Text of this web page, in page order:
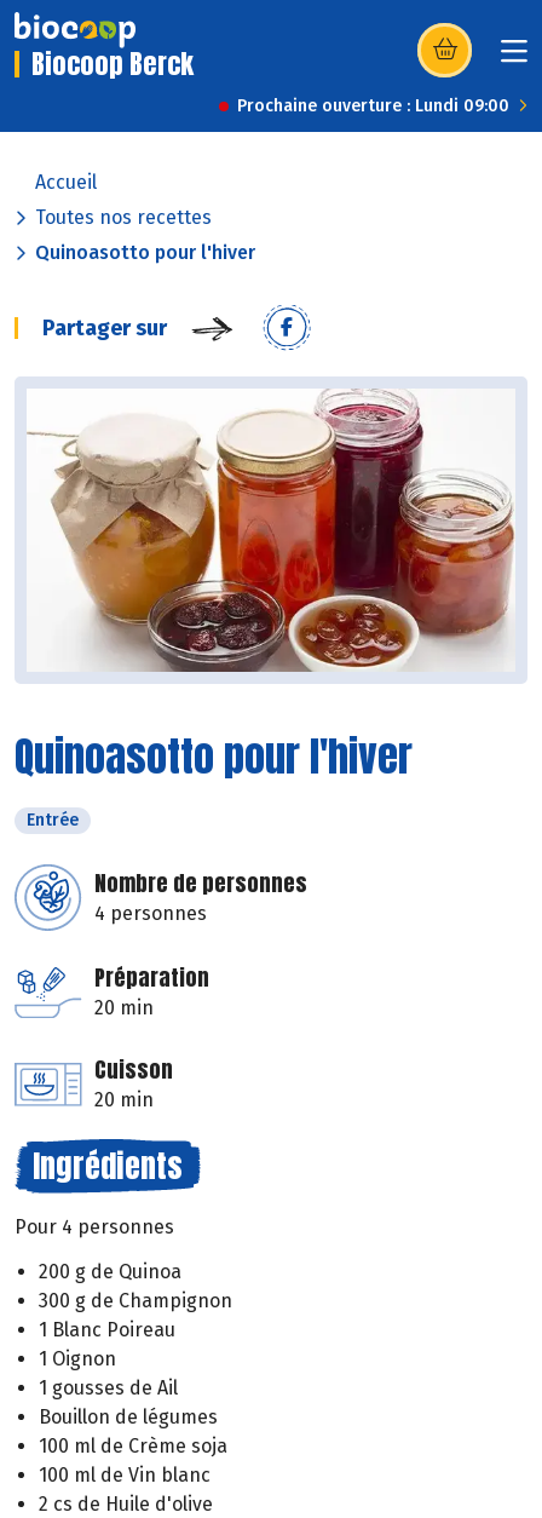
Biocoop Berck (s’ouvre dans
Prochaine ouverture : Lundi 09:00
Accueil
Toutes nos recettes
Quinoasotto pour l'hiver
Partager sur
Quinoasotto pour l'hiver
Entrée
Nombre de personnes
4 personnes
Préparation
20 min
Cuisson
20 min
Ingrédients
Pour 4 personnes
200 g de Quinoa
300 g de Champignon
1 Blanc Poireau
1 Oignon
1 gousses de Ail
Bouillon de légumes
100 ml de Crème soja
100 ml de Vin blanc
2 cs de Huile d'olive